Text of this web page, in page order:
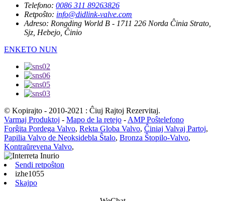
Telefono: 0086 311 89263826
Retpoŝto: info@didlink-valve.com
Adreso: Rongding World B - 1711 226 Norda Ĉinia Strato,
Sjz, Hebejo, Ĉinio
ENKETO NUN
© Kopirajto - 2010-2021 : Ĉiuj Rajtoj Rezervitaj.
Varmaj Produktoj - Mapo de la retejo - AMP Poŝtelefono
Forĝita Pordega Valvo, Rekta Globa Valvo, Ĉiniaj Valvaj Partoj,
Papilia Valvo de Neoksidebla Ŝtalo, Bronza Ŝtopilo-Valvo,
Kontraŭrevena Valvo,
Sendi retpoŝton
izhe1055
Skajpo